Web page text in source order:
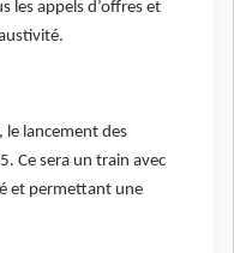
les appels d’offres et
le lancement des
Ce sera un train avec
et permettant une